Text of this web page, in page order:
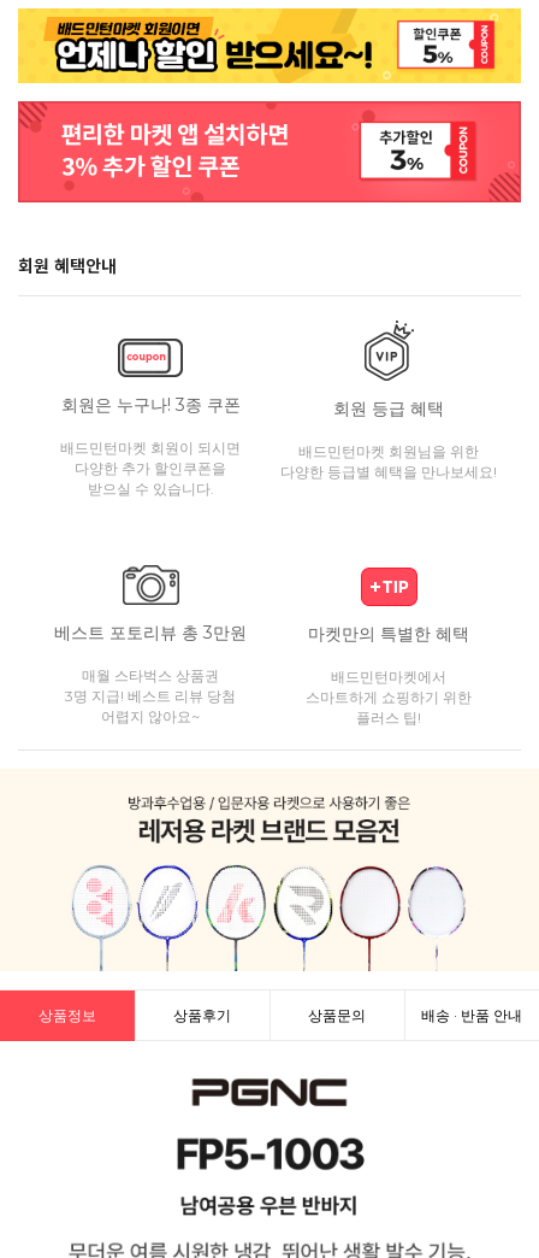
회원 혜택안내
회원은 누구나! 3종 쿠폰
배드민턴마켓 회원이 되시면
다양한 추가 할인쿠폰을
받으실 수 있습니다.
회원 등급 혜택
배드민턴마켓 회원님을 위한
다양한 등급별 혜택을 만나보세요!
베스트 포토리뷰 총 3만원
매월 스타벅스 상품권
3명 지급! 베스트 리뷰 당첨
어렵지 않아요~
마켓만의 특별한 혜택
배드민턴마켓에서
스마트하게 쇼핑하기 위한
플러스 팁!
상품정보 상품후기 상품문의 배송 · 반품 안내